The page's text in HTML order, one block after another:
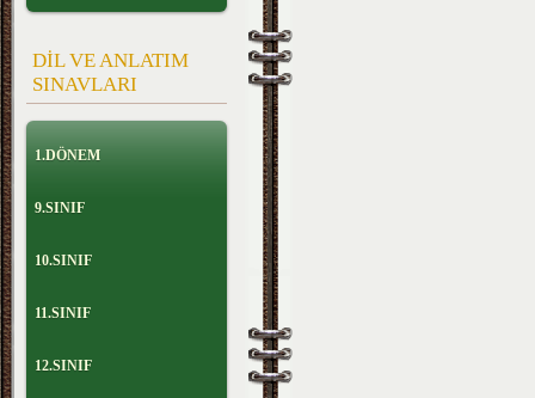
DİL VE ANLATIM
SINAVLARI
1.DÖNEM
9.SINIF
10.SINIF
11.SINIF
12.SINIF